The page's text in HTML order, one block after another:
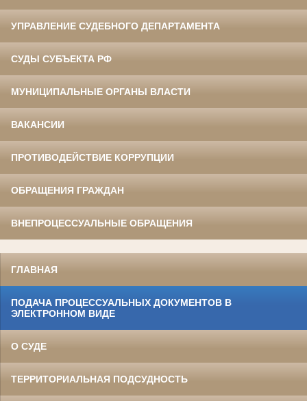
УПРАВЛЕНИЕ СУДЕБНОГО ДЕПАРТАМЕНТА
СУДЫ СУБЪЕКТА РФ
МУНИЦИПАЛЬНЫЕ ОРГАНЫ ВЛАСТИ
ВАКАНСИИ
ПРОТИВОДЕЙСТВИЕ КОРРУПЦИИ
ОБРАЩЕНИЯ ГРАЖДАН
ВНЕПРОЦЕССУАЛЬНЫЕ ОБРАЩЕНИЯ
ГЛАВНАЯ
ПОДАЧА ПРОЦЕССУАЛЬНЫХ ДОКУМЕНТОВ В
ЭЛЕКТРОННОМ ВИДЕ
О СУДЕ
ТЕРРИТОРИАЛЬНАЯ ПОДСУДНОСТЬ